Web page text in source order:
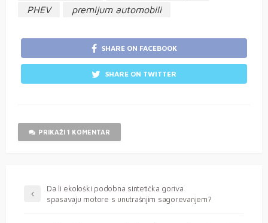
PHEV
premijum automobili
SHARE ON FACEBOOK
SHARE ON TWITTER
PRIKAŽI 1 KOMENTAR
Da li ekološki podobna sintetička goriva
spasavaju motore s unutrašnjim sagorevanjem?